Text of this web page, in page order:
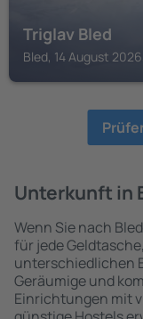
Triglav Bled
Bled, 14 August
Unterkunft in
Wenn Sie nach
für jede
unterschiedlichen
Geräumige und
Einrichtungen mit